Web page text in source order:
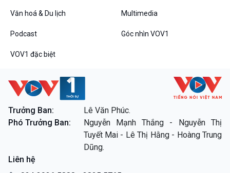
Chân dung cuộc sống
Văn hoá & Du lịch Multimedia
Podcast Góc nhìn VOV1
VOV1 đặc biệt
Trưởng Ban:
Lê Văn Phúc.
Phó Trưởng Ban:
Nguyễn Mạnh Thắng - Nguyễn Thị
Tuyết Mai - Lê Thị Hằng - Hoàng Trung
Dũng.
Liên hệ